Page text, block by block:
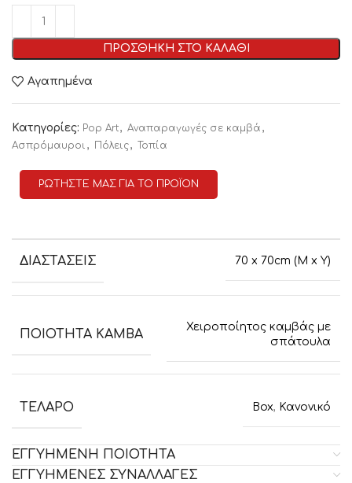
ΠΡΟΣΘΗΚΗ ΣΤΟ ΚΑΛΑΘΙ
Αγαπημένα
Κατηγορίες: Pop Art, Αναπαραγωγές σε καμβά ,
Ασπρόμαυροι , Πόλεις, Τοπία
ΡΩΤΗΣΤΕ ΜΑΣ ΓΙΑ ΤΟ ΠΡΟΪΟΝ
ΔΙΑΣΤΑΣΕΙΣ 70 x 70cm (M x Y)
ΠΟΙΟΤΗΤΑ ΚΑΜΒΑ
Χειροποίητος καμβάς με
σπάτουλα
ΤΕΛΑΡΟ Box, Κανονικό
ΕΓΓΥΗΜΕΝΗ ΠΟΙΟΤΗΤΑ
ΕΓΓΥΗΜΕΝΕΣ ΣΥΝΑΛΛΑΓΕΣ